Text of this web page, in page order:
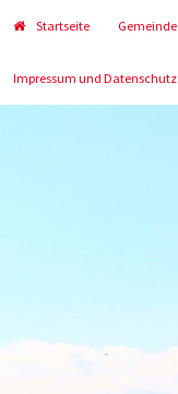
Startseite Gemeinde
Impressum und Datenschutz